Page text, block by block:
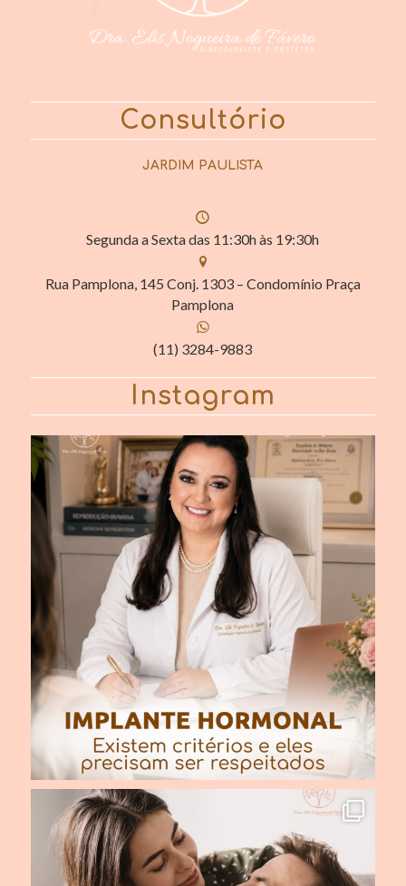
Consultório
JARDIM PAULISTA
Segunda a Sexta das 11:30h às 19:30h
Rua Pamplona, 145 Conj. 1303 – Condomínio Praça
Pamplona
(11) 3284-9883
Instagram